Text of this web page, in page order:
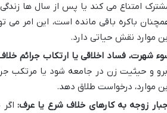
امتناع می کند یا پس از سال ها
باکره باقی مانده است، این امر
موارد نقش حیاتی دارد.
شهرت، فساد اخلاقی یا ارتکاب جرائم
و حیثیت زن در جامعه شود یا مرتکب
موارد، درخواست طلاق دهد.
زوجه به کارهای خلاف شرع یا عرف:اگر